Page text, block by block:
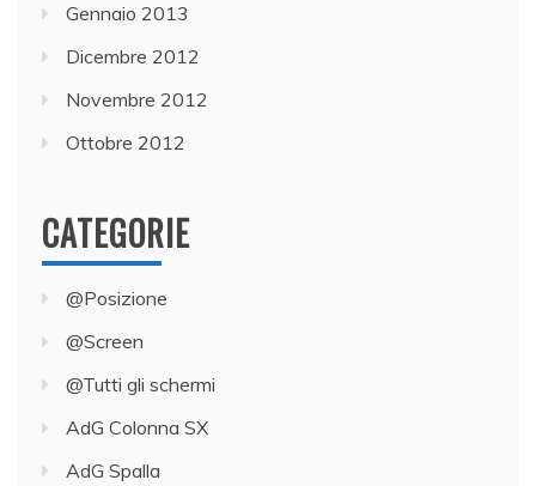
Gennaio 2013
Dicembre 2012
Novembre 2012
Ottobre 2012
CATEGORIE
@Posizione
@Screen
@Tutti gli schermi
AdG Colonna SX
AdG Spalla